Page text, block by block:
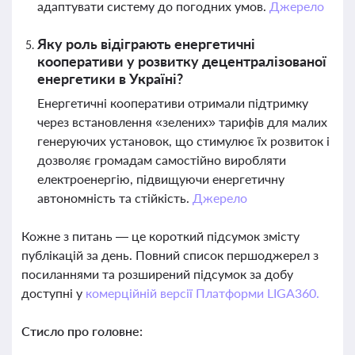
адаптувати систему до погодних умов. Джерело
Яку роль відіграють енергетичні
кооперативи у розвитку децентралізованої
енергетики в Україні?
Енергетичні кооперативи отримали підтримку
через встановлення «зелених» тарифів для малих
генеруючих установок, що стимулює їх розвиток і
дозволяє громадам самостійно виробляти
електроенергію, підвищуючи енергетичну
автономність та стійкість. Джерело
Кожне з питань — це короткий підсумок змісту
публікацій за день. Повний список першоджерел з
посиланнями та розширений підсумок за добу
доступні у комерційній версії Платформи LIGA360.
Стисло про головне: